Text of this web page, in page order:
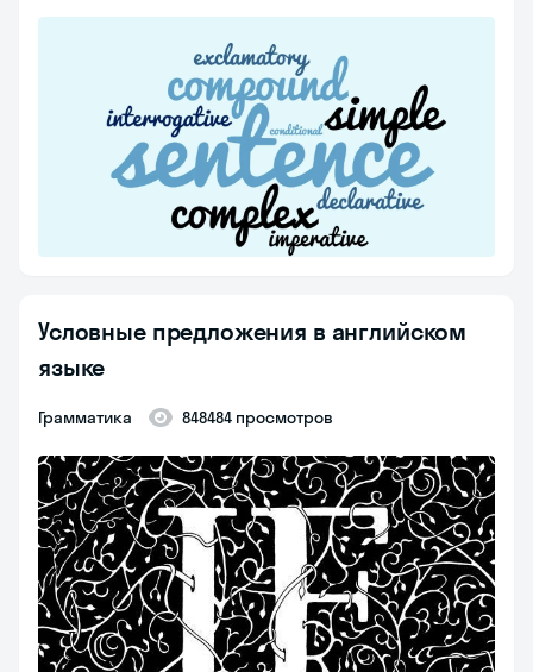
Условные предложения в английском
языке
Грамматика 848484 просмотров